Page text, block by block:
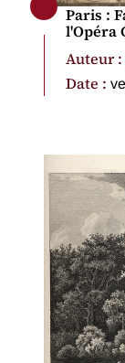
Paris :
l'Opéra
Auteur :
Date :